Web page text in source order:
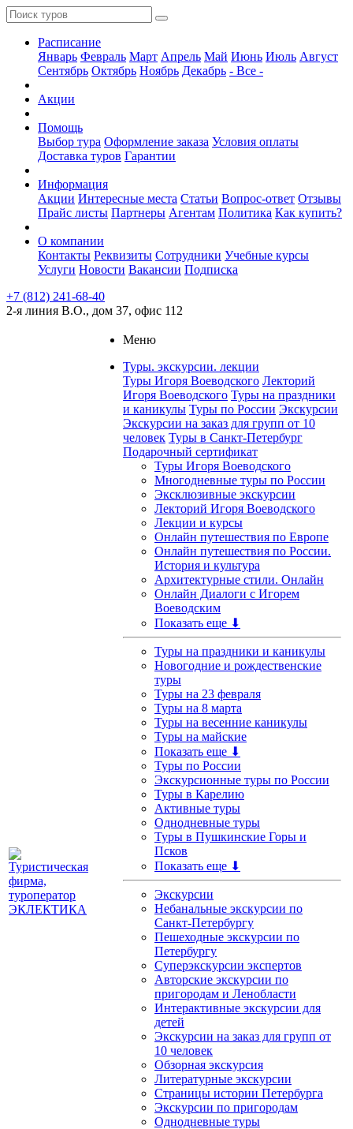
Расписание
Январь Февраль Март Апрель Май Июнь Июль Август
Сентябрь Октябрь Ноябрь Декабрь - Все -
Акции
Помощь
Выбор тура Оформление заказа Условия оплаты
Доставка туров Гарантии
Информация
Акции Интересные места Статьи Вопрос-ответ Отзывы
Прайс листы Партнеры Агентам Политика Как купить?
О компании
Контакты Реквизиты Сотрудники Учебные курсы
Услуги Новости Вакансии Подписка
+7 (812) 241-68-40
2-я линия В.О., дом 37, офис 112
Меню
Туры. экскурсии. лекции
Туры Игоря Воеводского Лекторий
Игоря Воеводского Туры на праздники
и каникулы Туры по России Экскурсии
Экскурсии на заказ для групп от 10
человек Туры в Санкт-Петербург
Подарочный сертификат
Туры Игоря Воеводского
Многодневные туры по России
Эксклюзивные экскурсии
Лекторий Игоря Воеводского
Лекции и курсы
Онлайн путешествия по Европе
Онлайн путешествия по России.
История и культура
Архитектурные стили. Онлайн
Онлайн Диалоги с Игорем
Воеводским
Показать еще ⬇
Туры на праздники и каникулы
Новогодние и рождественские
туры
Туры на 23 февраля
Туры на 8 марта
Туры на весенние каникулы
Туры на майские
Показать еще ⬇
Туры по России
Экскурсионные туры по России
Туры в Карелию
Активные туры
Однодневные туры
Туры в Пушкинские Горы и
Псков
Показать еще ⬇
Экскурсии
Небанальные экскурсии по
Санкт-Петербургу
Пешеходные экскурсии по
Петербургу
Суперэкскурсии экспертов
Авторские экскурсии по
пригородам и Ленобласти
Интерактивные экскурсии для
детей
Экскурсии на заказ для групп от
10 человек
Обзорная экскурсия
Литературные экскурсии
Страницы истории Петербурга
Экскурсии по пригородам
Однодневные туры